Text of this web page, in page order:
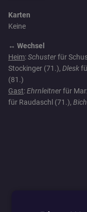
Karten
Keine
↔️ Wechsel
Heim:Schusterfür
Stockinger (71.), Dlesk
(81.)
Gast:Ehrnleitnerfür
für Raudaschl (71.),